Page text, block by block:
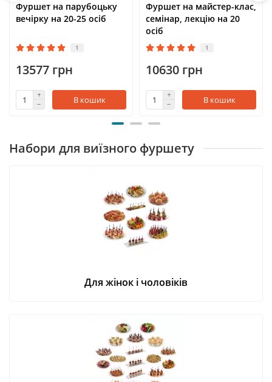
Фуршет на парубоцьку
вечірку на 20-25 осіб
1
13577 грн
В кошик
Фуршет на майстер-клас,
семінар, лекцію на 20
осіб
1
10630 грн
В кошик
Набори для виїзного фуршету
Для жінок і чоловіків